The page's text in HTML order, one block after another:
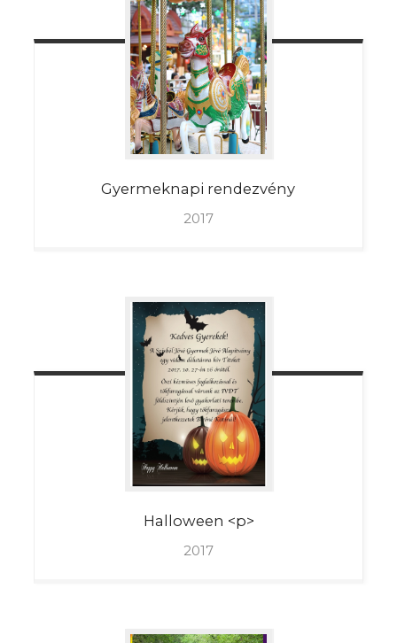
Gyermeknapi rendezvény
2017
Halloween <p>
2017